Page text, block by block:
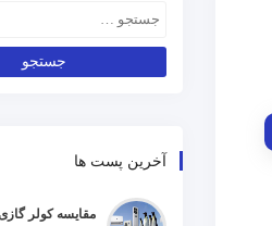
آخرین پست ها